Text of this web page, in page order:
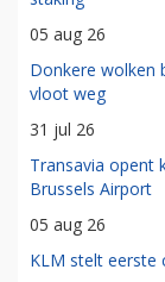
05 aug 26
Donkere wolken
vloot weg
31 jul 26
Transavia opent
Brussels Airport
05 aug 26
KLM stelt eerste